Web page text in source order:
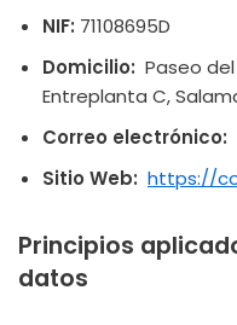
NIF: 71108695D
Domicilio: Paseo
Entreplanta C,
Correo electrónico:
Sitio Web: https://
Principios
datos